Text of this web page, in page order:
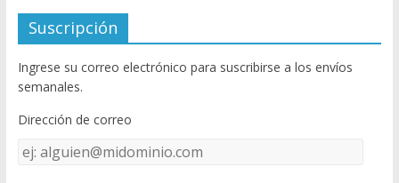
e
b
o
o
k
itt
er
u
T
u
e
C
Suscripción
Ingrese su correo electrónico para suscribirse a los envíos
semanales.
Dirección de correo
Dirección
de